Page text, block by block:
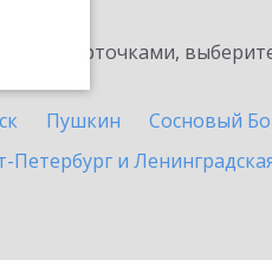
карточками,
Пушкин Сосновый
Петербург и